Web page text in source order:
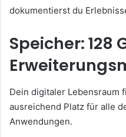
dokumentierst du
Speicher: 128
Dein digitaler Lebensraum
ausreichend Platz für alle
Anwendungen.